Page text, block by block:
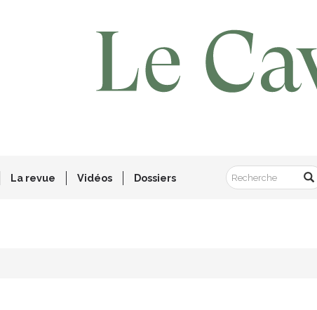
La revue Vidéos Dossiers